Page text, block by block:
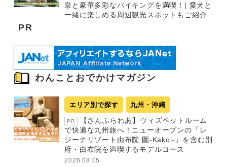
泉と豪華多彩なバイキングを満喫！| 愛犬と
一緒に楽しめる周辺観光スポットもご紹介
PR
わんことおでかけマガジン
エリア別で探す 九州・沖縄
PR
【さんふらわあ】ウィズペットルーム
で快適な九州旅へ！ニューオープンの「レ
ジーナリゾート由布院 圍-Kakoi-」を含む別
府・由布院を満喫するモデルコース
2026.08.05